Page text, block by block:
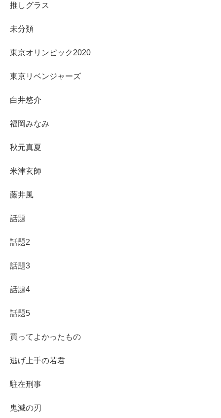
推しグラス
未分類
東京オリンピック2020
東京リベンジャーズ
白井悠介
福岡みなみ
秋元真夏
米津玄師
藤井風
話題
話題2
話題3
話題4
話題5
買ってよかったもの
逃げ上手の若君
駐在刑事
鬼滅の刃